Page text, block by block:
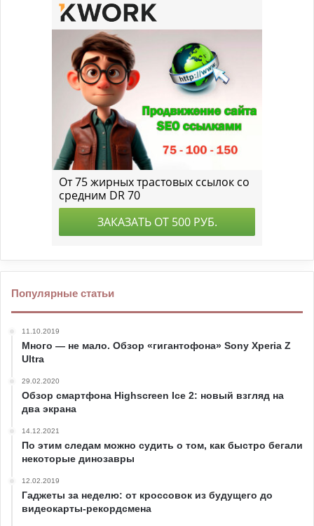
Популярные статьи
11.10.2019
Много — не мало. Обзор «гигантофона» Sony Xperia Z
Ultra
29.02.2020
Обзор смартфона Highscreen Ice 2: новый взгляд на
два экрана
14.12.2021
По этим следам можно судить о том, как быстро бегали
некоторые динозавры
12.02.2019
Гаджеты за неделю: от кроссовок из будущего до
видеокарты-рекордсмена